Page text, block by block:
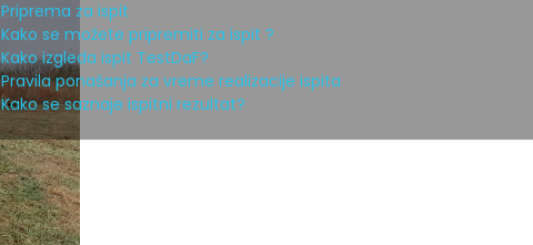
Priprema za ispit
Kako se možete pripremiti za ispit ?
Kako izgleda ispit TestDaF?
Pravila ponašanja za vreme realizacije ispita
Kako se saznaje ispitni rezultat?